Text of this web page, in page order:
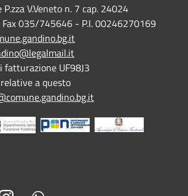
V.Veneto n. 7 cap. 24024
035/745646 - P.I. 00246270169
fatturazione UF98J3
a questo